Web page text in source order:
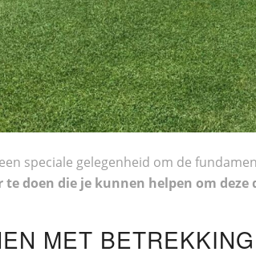
speciale gelegenheid om de
te doen die je kunnen helpen om
MET